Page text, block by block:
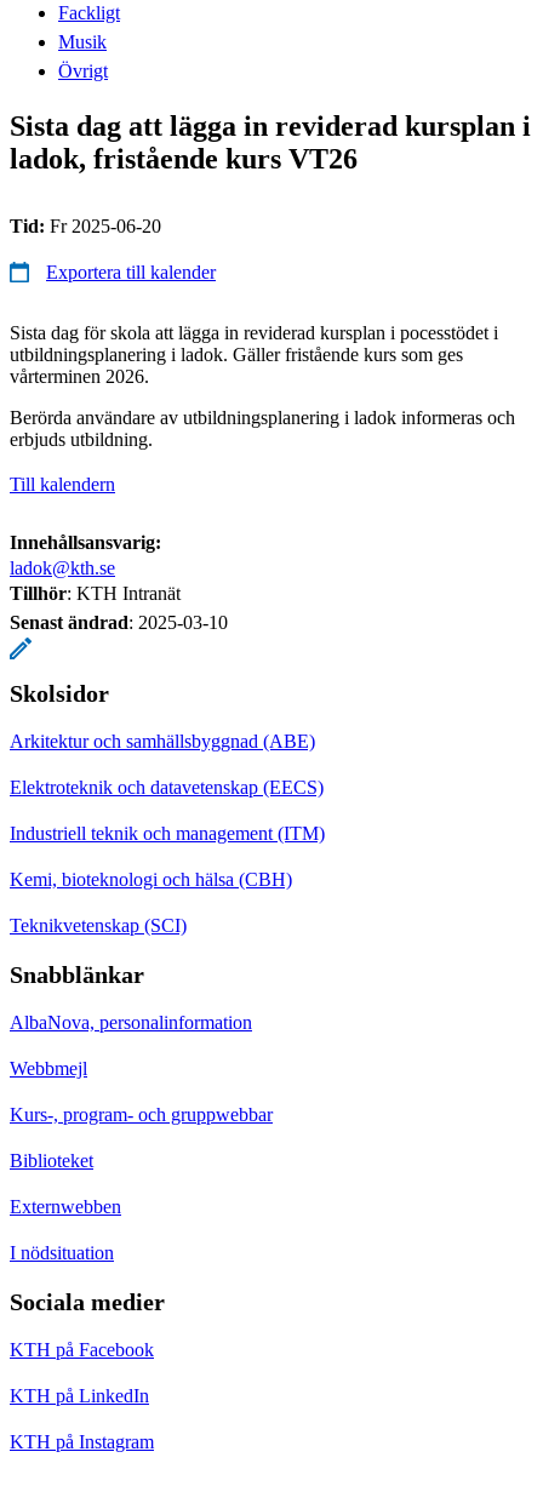
Fackligt
Musik
Övrigt
Sista dag att lägga in reviderad kursplan i
ladok, fristående kurs VT26
Tid: Fr 2025-06-20
Exportera till kalender
Sista dag för skola att lägga in reviderad kursplan i pocesstödet i
utbildningsplanering i ladok. Gäller fristående kurs som ges
vårterminen 2026.
Berörda användare av utbildningsplanering i ladok informeras och
erbjuds utbildning.
Till kalendern
Innehållsansvarig:
ladok@kth.se
Tillhör: KTH Intranät
Senast ändrad: 2025-03-10
Skolsidor
Arkitektur och samhällsbyggnad (ABE)
Elektroteknik och datavetenskap (EECS)
Industriell teknik och management (ITM)
Kemi, bioteknologi och hälsa (CBH)
Teknikvetenskap (SCI)
Snabblänkar
AlbaNova, personalinformation
Webbmejl
Kurs-, program- och gruppwebbar
Biblioteket
Externwebben
I nödsituation
Sociala medier
KTH på Facebook
KTH på LinkedIn
KTH på Instagram